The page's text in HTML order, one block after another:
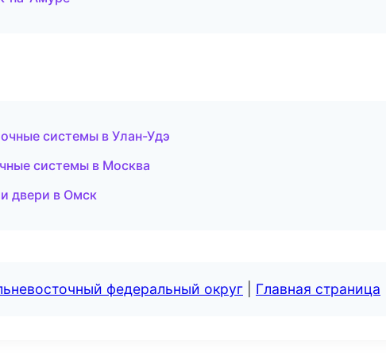
системы в Улан-Удэ
системы в Москва
двери в Омск
федеральный округ Главная страница